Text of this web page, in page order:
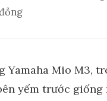
Yamaha Mio M3,
yếm trước giống